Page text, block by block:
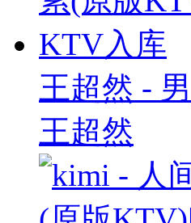
王超然 -
王超然